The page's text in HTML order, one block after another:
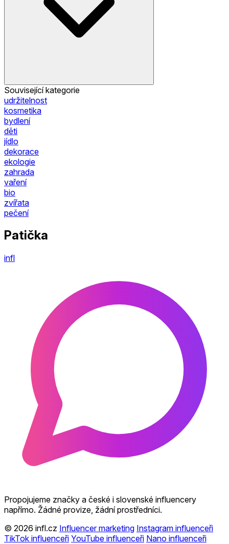
Související kategorie
udržitelnost
kosmetika
bydlení
děti
jídlo
dekorace
ekologie
zahrada
vaření
bio
zvířata
pečení
Patička
infl
Propojujeme značky a české i slovenské influencery
napřímo. Žádné provize, žádní prostředníci.
© 2026 infl.cz Influencer marketing Instagram influenceři
TikTok influenceři YouTube influenceři Nano influenceři